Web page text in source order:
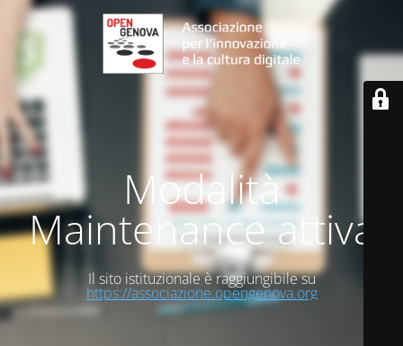
Modalità
Maintenance attiva
Il sito istituzionale è raggiungibile su
https://associazione.opengenova.org